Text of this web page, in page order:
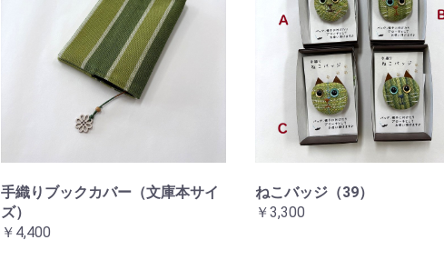
手織りブックカバー（文庫本サイ
ズ）
￥4,400
ねこバッジ（39）
￥3,300